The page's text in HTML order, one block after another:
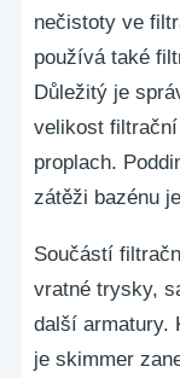
nečistoty ve
používá také
Důležitý je
velikost
proplach.
zátěži bazénu
Součástí
vratné trysky,
další armatury.
je skimmer